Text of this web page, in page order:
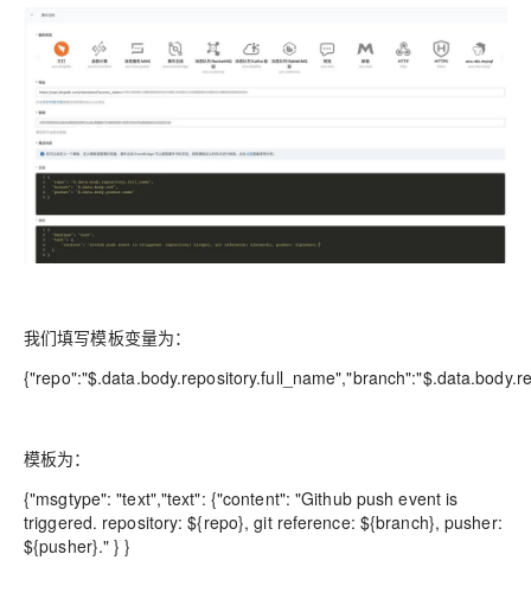
我们填写模板变量为：
模板为：
{"msgtype": "text","text": {"content": "Github push event is
triggered. repository: ${repo}, git reference: ${branch}, pusher:
${pusher}." } }